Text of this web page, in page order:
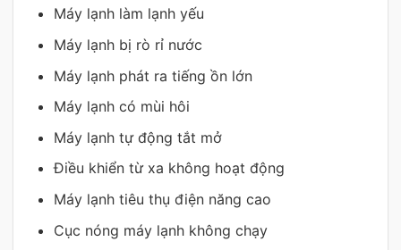
Máy lạnh làm lạnh yếu
Máy lạnh bị rò rỉ nước
Máy lạnh phát ra tiếng ồn lớn
Máy lạnh có mùi hôi
Máy lạnh tự động tắt mở
Điều khiển từ xa không hoạt động
Máy lạnh tiêu thụ điện năng cao
Cục nóng máy lạnh không chạy